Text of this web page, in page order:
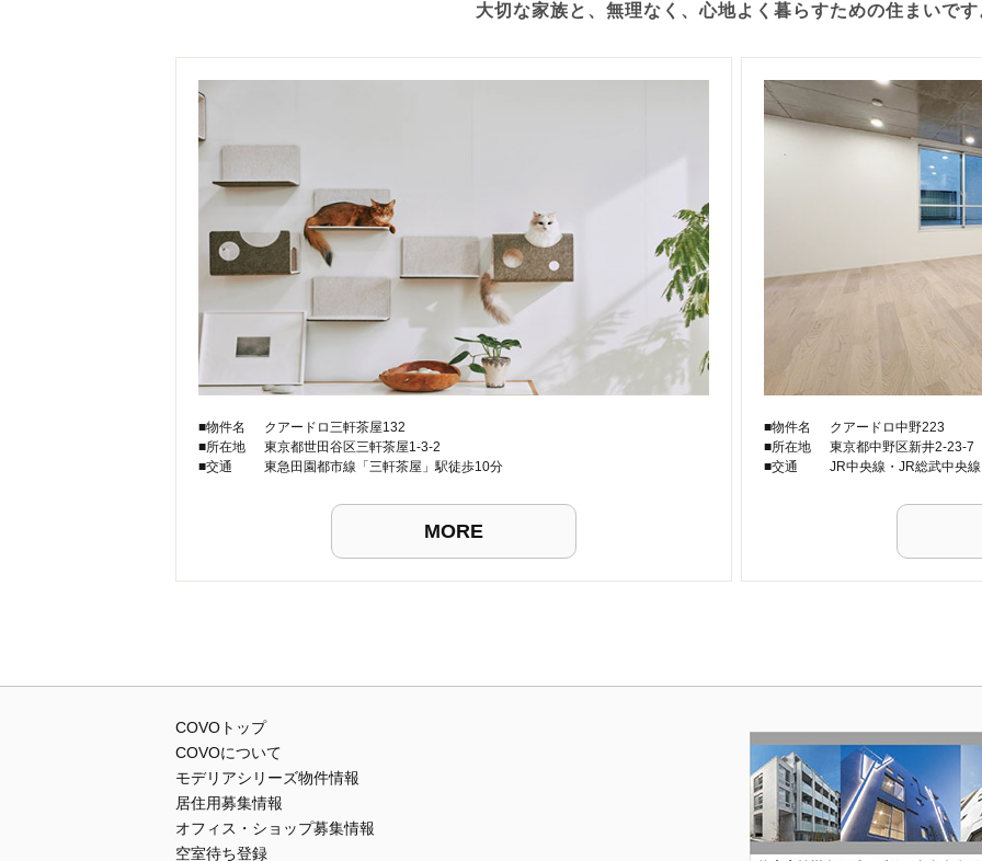
大切な家族と、無理なく、心地よく暮らすための住まいです
■物件名
クアードロ三軒茶屋132
■所在地
東京都世田谷区三軒茶屋1-3-2
■交通
東急田園都市線「三軒茶屋」駅徒歩10分
MORE
■物件名
クアードロ中野223
■所在地
東京都中野区新井2-23-7
■交通
JR中央線・JR総武中央
COVOトップ
COVOについて
モデリアシリーズ物件情報
居住用募集情報
オフィス・ショップ募集情報
空室待ち登録